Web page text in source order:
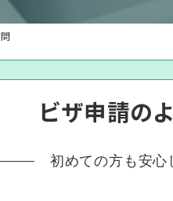
ビザ申請の
初めての方も安心